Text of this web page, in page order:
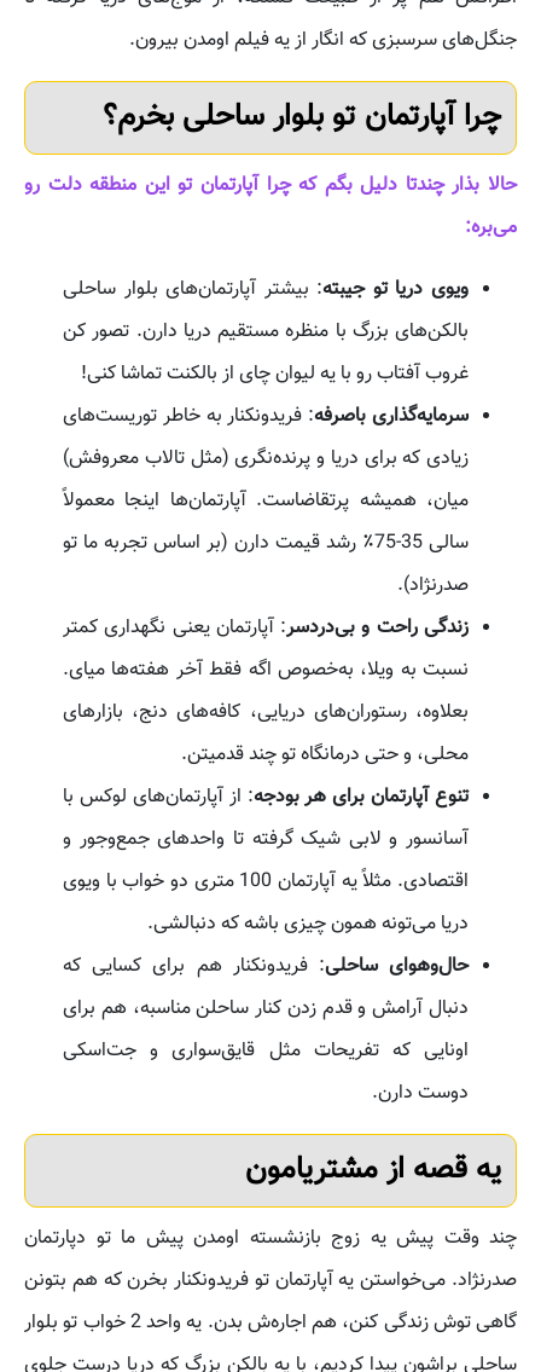
جنگل‌های سرسبزی که انگار از یه فیلم اومدن بیرون.
چرا آپارتمان تو بلوار ساحلی بخرم؟
حالا بذار چندتا دلیل بگم که چرا آپارتمان تو این منطقه دلت رو
می‌بره:
ویوی دریا تو جیبته: بیشتر آپارتمان‌های بلوار ساحلی
بالکن‌های بزرگ با منظره مستقیم دریا دارن. تصور کن
غروب آفتاب رو با یه لیوان چای از بالکنت تماشا کنی!
سرمایه‌گذاری باصرفه: فریدونکنار به خاطر توریست‌های
زیادی که برای دریا و پرنده‌نگری (مثل تالاب معروفش)
میان، همیشه پرتقاضاست. آپارتمان‌ها اینجا معمولاً
سالی 35-75٪ رشد قیمت دارن (بر اساس تجربه ما تو
صدرنژاد).
زندگی راحت و بی‌دردسر: آپارتمان یعنی نگهداری کمتر
نسبت به ویلا، به‌خصوص اگه فقط آخر هفته‌ها میای.
بعلاوه، رستوران‌های دریایی، کافه‌های دنج، بازارهای
محلی، و حتی درمانگاه تو چند قدمیتن.
تنوع آپارتمان برای هر بودجه: از آپارتمان‌های لوکس با
آسانسور و لابی شیک گرفته تا واحدهای جمع‌وجور و
اقتصادی. مثلاً یه آپارتمان 100 متری دو خواب با ویوی
دریا می‌تونه همون چیزی باشه که دنبالشی.
حال‌وهوای ساحلی: فریدونکنار هم برای کسایی که
دنبال آرامش و قدم زدن کنار ساحلن مناسبه، هم برای
اونایی که تفریحات مثل قایق‌سواری و جت‌اسکی
دوست دارن.
یه قصه از مشتریامون
چند وقت پیش یه زوج بازنشسته اومدن پیش ما تو دپارتمان
صدرنژاد. می‌خواستن یه آپارتمان تو فریدونکنار بخرن که هم بتونن
گاهی توش زندگی کنن، هم اجاره‌ش بدن. یه واحد 2 خواب تو بلوار
ساحلی براشون پیدا کردیم، با یه بالکن بزرگ که دریا درست جلوی